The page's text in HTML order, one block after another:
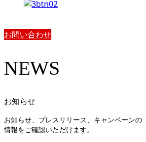
お問い合わせ
NEWS
お知らせ
お知らせ、プレスリリース、キャンペーンの
情報をご確認いただけます。